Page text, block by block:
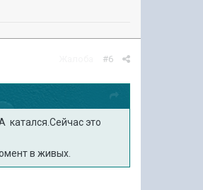
#6
катался.Сейчас это
в живых.